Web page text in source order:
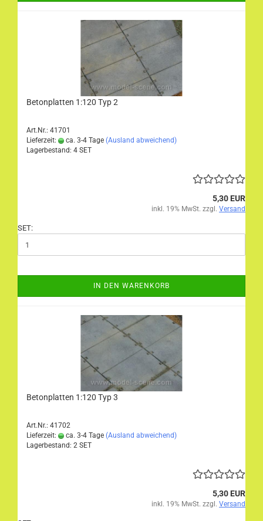
Betonplatten 1:120 Typ 2
Art.Nr.: 41701
Lieferzeit:
ca. 3-4 Tage (Ausland abweichend)
Lagerbestand: 4 SET
5,30 EUR
inkl. 19% MwSt. zzgl. Versand
SET:
IN DEN WARENKORB
Betonplatten 1:120 Typ 3
Art.Nr.: 41702
Lieferzeit:
ca. 3-4 Tage (Ausland abweichend)
Lagerbestand: 2 SET
5,30 EUR
inkl. 19% MwSt. zzgl. Versand